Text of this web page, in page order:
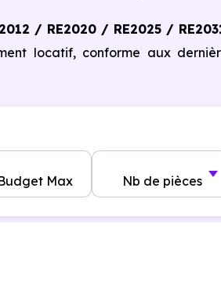
/ RE2020 / RE2025 /
locatif, conforme aux
Max Nb de pièces